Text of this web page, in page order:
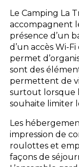
Le Camping La
accompagnent
présence d’un
d’un accès Wi-
permet
sont des
permettent de
surtout lorsque
souhaite limiter
Les
impression de
roulottes et
façons de